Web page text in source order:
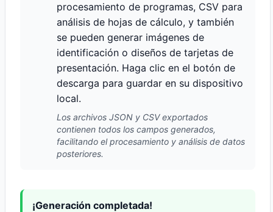
procesamiento de programas, CSV para
análisis de hojas de cálculo, y también
se pueden generar imágenes de
identificación o diseños de tarjetas de
presentación. Haga clic en el botón de
descarga para guardar en su dispositivo
local.
Los archivos JSON y CSV exportados
contienen todos los campos generados,
facilitando el procesamiento y análisis de datos
posteriores.
¡Generación completada!